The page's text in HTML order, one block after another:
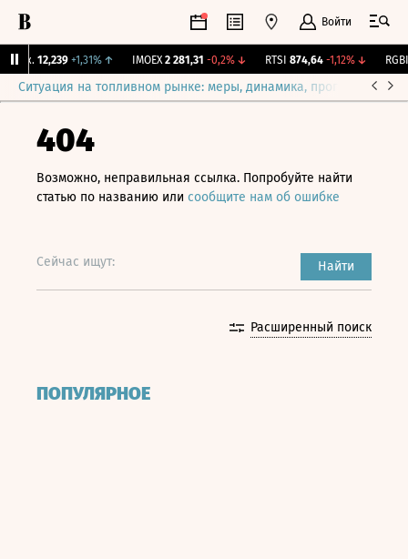
Войти
12,239 +1,31% ↑ IMOEX 2 281,31 -0,2%↓ RTSI 874,64 -1,12%↓ RGBI
Ситуация на топливном рынке: меры, динамика, прогнозы
404
Возможно, неправильная ссылка. Попробуйте найти
статью по названию или сообщите нам об ошибке
Сейчас ищут: Найти
Расширенный поиск
ПОПУЛЯРНОЕ